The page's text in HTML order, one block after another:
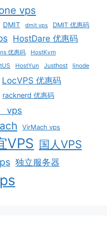
vps
DMIT dmit vps DMIT 优惠码
HostDare 优惠码
优惠码 HostKvm
HostYun Justhost linode
LocVPS 优惠码
racknerd 优惠码
vps
VirMach vps
VPS 国人VPS
独立服务器